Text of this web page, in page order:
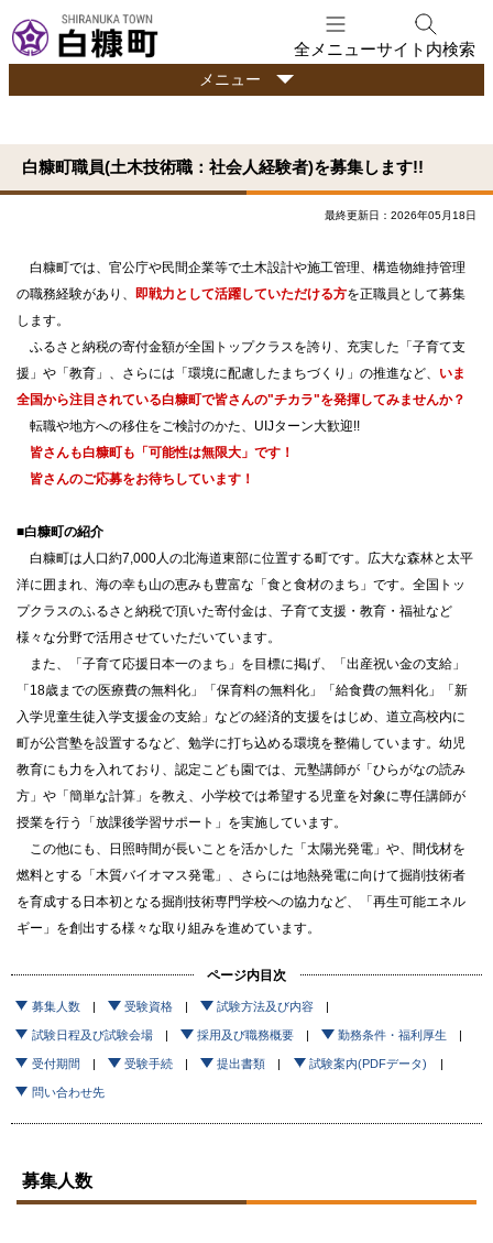
文
へ
ュ
へ
全メニューサイト内検索
行
政
報
メニュー
白糠町職員(土木技術職：社会人経験者)を募集します!!
最終更新日：2026年05月18日
白糠町では、官公庁や民間企業等で土木設計や施工管理、構造物維持管理
の職務経験があり、 即戦力として活躍していただける方を正職員として募集
します。
ふるさと納税の寄付金額が全国トップクラスを誇り、充実した「子育て支
援」や「教育」、さらには「環境に配慮したまちづくり」の推進など、 いま
全国から注目されている白糠町で皆さんの"チカラ"を発揮してみませんか？
転職や地方への移住をご検討のかた、UIJターン大歓迎!!
皆さんも白糠町も「可能性は無限大」です！
皆さんのご応募をお待ちしています！
■白糠町の紹介
白糠町は人口約7,000人の北海道東部に位置する町です。広大な森林と太平
洋に囲まれ、海の幸も山の恵みも豊富な「食と食材のまち」です。全国トッ
プクラスのふるさと納税で頂いた寄付金は、子育て支援・教育・福祉など
様々な分野で活用させていただいています。
また、「子育て応援日本一のまち」を目標に掲げ、「出産祝い金の支給」
「18歳までの医療費の無料化」「保育料の無料化」「給食費の無料化」「新
入学児童生徒入学支援金の支給」などの経済的支援をはじめ、道立高校内に
町が公営塾を設置するなど、勉学に打ち込める環境を整備しています。幼児
教育にも力を入れており、認定こども園では、元塾講師が「ひらがなの読み
方」や「簡単な計算」を教え、小学校では希望する児童を対象に専任講師が
授業を行う「放課後学習サポート」を実施しています。
この他にも、日照時間が長いことを活かした「太陽光発電」や、間伐材を
燃料とする「木質バイオマス発電」、さらには地熱発電に向けて掘削技術者
を育成する日本初となる掘削技術専門学校への協力など、「再生可能エネル
ギー」を創出する様々な取り組みを進めています。
ページ内目次
募集人数 受験資格 試験方法及び内容
試験日程及び試験会場 採用及び職務概要 勤務条件・福利厚生
受付期間 受験手続 提出書類 試験案内(PDFデータ)
問い合わせ先
募集人数